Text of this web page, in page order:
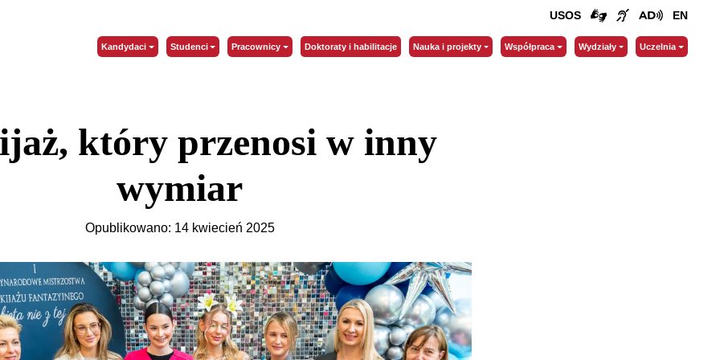
USOS EN
Kandydaci Studenci Pracownicy Doktoraty i habilitacje Nauka i projekty Współpraca Wydziały Uczelnia
który przenosi w inny
wymiar
Opublikowano: 14 kwiecień 2025